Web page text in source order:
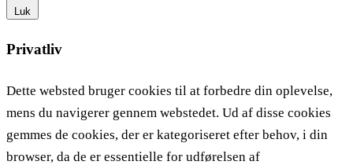
Luk
Privatliv
Dette websted bruger cookies til at forbedre din oplevelse,
mens du navigerer gennem webstedet. Ud af disse cookies
gemmes de cookies, der er kategoriseret efter behov, i din
browser, da de er essentielle for udførelsen af ​​